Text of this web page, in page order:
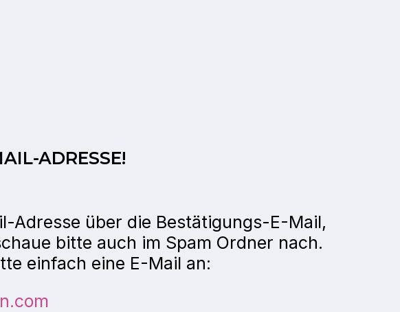
ADRESSE!
Adresse über die Bestätigungs-E-Mail,
bitte auch im Spam Ordner nach.
einfach eine E-Mail an: